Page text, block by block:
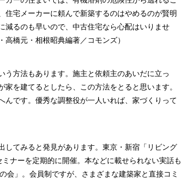
住宅メーカーに頼んで新築するのはやめるのが賢明
減るのも早いので、中古住宅なら心配はいりませ
橋元・相根昭典編著／コモンズ）
方法もあります。施主と依頼主のあいだに立っ
を建てるとしたら、この方法をとると思います。
です。優秀な調整役が一人いれば、家づくりって
てみると発見があります。東京・新宿「リビング
ナーを定期的に開催。本などに載せられない実話も
会」。会員制ですが、さまざまな建築家と直接コミ